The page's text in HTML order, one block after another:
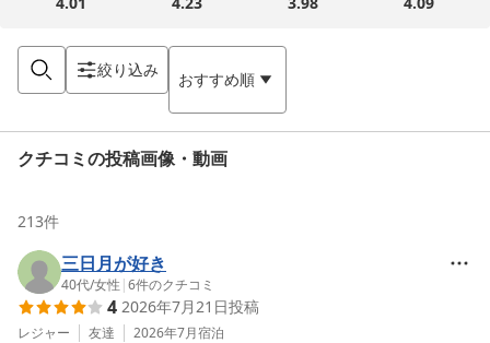
絞り込み おすすめ順
クチコミの投稿画像・動画
213件
三日月が好き
40代/女性 |6件のクチコミ
4 2026年7月21日投稿
レジャー 友達 2026年7月宿泊